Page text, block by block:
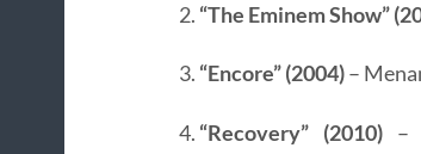
“The Eminem Show”
“Encore” (2004)–
“Recovery” (2010)–